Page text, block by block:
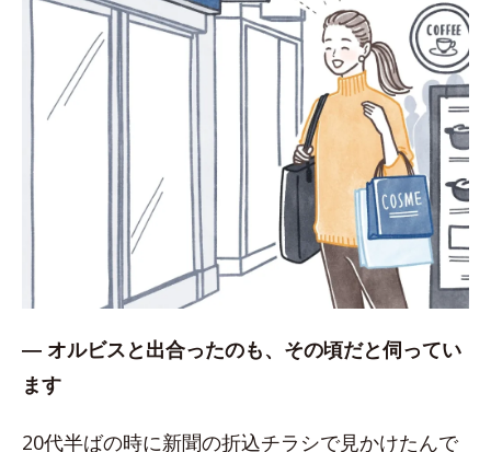
― オルビスと出合ったのも、その頃だと伺ってい
ます
20代半ばの時に新聞の折込チラシで見かけたんで